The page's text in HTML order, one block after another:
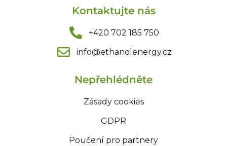
Kontaktujte nás
+420 702 185 750
info@ethanolenergy.cz​
Nepřehlédněte
Zásady cookies
GDPR
Poučení pro partnery